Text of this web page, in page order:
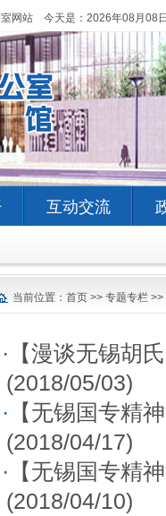
网站 今天是： 2026年08月08
互动交流
当前位置： 首页 >> 专题专栏 >>
· 【漫谈无锡胡
(2018/05/03)
· 【无锡国专精
(2018/04/17)
· 【无锡国专精
(2018/04/10)